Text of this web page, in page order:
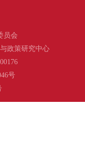
员会
政策研究中心
号